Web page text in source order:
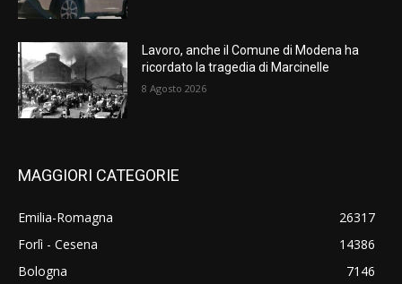
Lavoro, anche il Comune di Modena ha
ricordato la tragedia di Marcinelle
8 Agosto 2026
MAGGIORI CATEGORIE
Emilia-Romagna
26317
Forlì - Cesena
14386
Bologna
7146